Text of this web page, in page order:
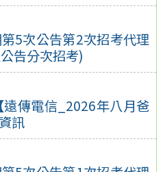
5次公告第2次招考代理
告分次招考)
傳電信_2026年八月爸
訊